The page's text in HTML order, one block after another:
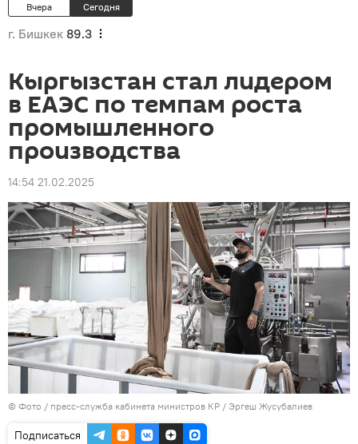
Вчера Сегодня
г. Бишкек 89.3
Кыргызстан стал лидером
в ЕАЭС по темпам роста
промышленного
производства
14:54 21.02.2025
© Фото / пресс-служба кабинета министров КР / Эргеш Жусубалиев
Подписаться